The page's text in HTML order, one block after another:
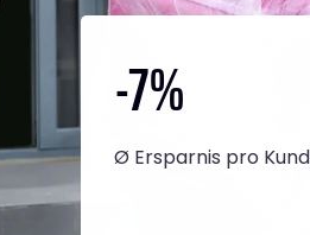
-7%
Ø Ersparnis pro